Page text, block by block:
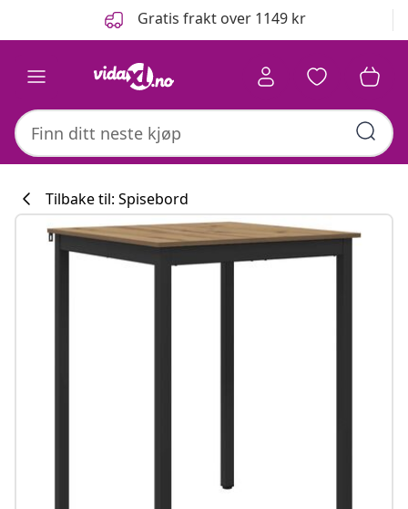
Gratis frakt over 1149 kr
Tilbake til: Spisebord